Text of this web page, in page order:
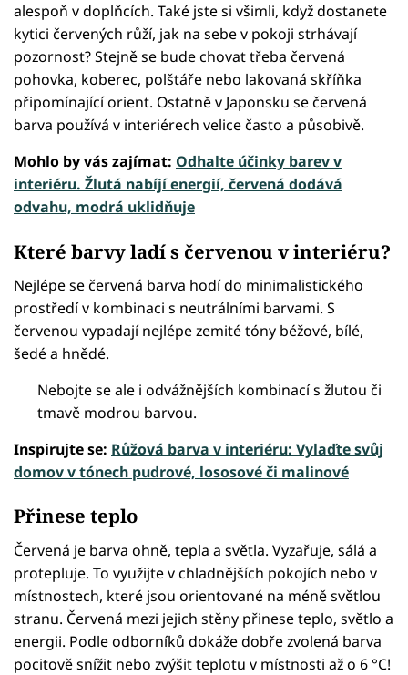
alespoň v doplňcích. Také jste si všimli, když dostanete
kytici červených růží, jak na sebe v pokoji strhávají
pozornost? Stejně se bude chovat třeba červená
pohovka, koberec, polštáře nebo lakovaná skříňka
připomínající orient. Ostatně v Japonsku se červená
barva používá v interiérech velice často a působivě.
Mohlo by vás zajímat: Odhalte účinky barev v
interiéru. Žlutá nabíjí energií, červená dodává
odvahu, modrá uklidňuje
Které barvy ladí s červenou v interiéru?
Nejlépe se červená barva hodí do minimalistického
prostředí v kombinaci s neutrálními barvami. S
červenou vypadají nejlépe zemité tóny béžové, bílé,
šedé a hnědé.
Nebojte se ale i odvážnějších kombinací s žlutou či
tmavě modrou barvou.
Inspirujte se: Růžová barva v interiéru: Vylaďte svůj
domov v tónech pudrové, lososové či malinové
Přinese teplo
Červená je barva ohně, tepla a světla. Vyzařuje, sálá a
protepluje. To využijte v chladnějších pokojích nebo v
místnostech, které jsou orientované na méně světlou
stranu. Červená mezi jejich stěny přinese teplo, světlo a
energii. Podle odborníků dokáže dobře zvolená barva
pocitově snížit nebo zvýšit teplotu v místnosti až o 6 °C!